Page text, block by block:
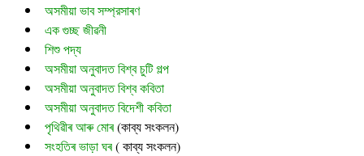
অসমীয়া ভাব সম্প্রসাৰণ
এক গুচ্ছ জীৱনী
শিশু পদ্য
অসমীয়া অনুবাদত বিশ্ব চুটি গল্প
অসমীয়া অনুবাদত বিশ্ব কবিতা
অসমীয়া অনুবাদত বিদেশী কবিতা
পৃথিৱীৰ আৰু মোৰ (কাব্য সংকলন)
সংহতিৰ ভাড়া ঘৰ ( কাব্য সংকলন)